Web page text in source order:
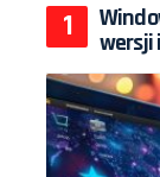
wersji